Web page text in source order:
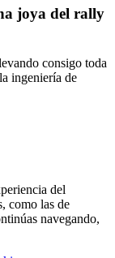
joya del rally
consigo toda
ingeniería de
del
como las de
navegando,